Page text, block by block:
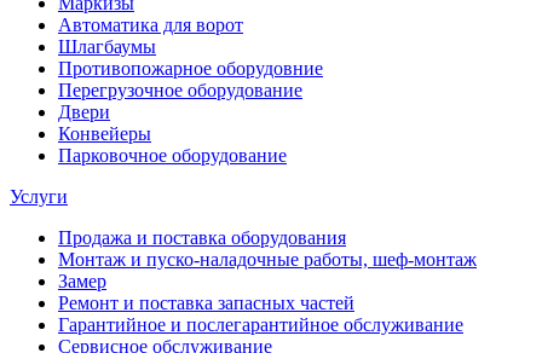
Автоматика для ворот
Шлагбаумы
Противопожарное оборудовние
Перегрузочное оборудование
Двери
Конвейеры
Парковочное оборудование
Услуги
Продажа и поставка оборудования
Монтаж и пуско-наладочные работы, шеф-монтаж
Замер
Ремонт и поставка запасных частей
Гарантийное и послегарантийное обслуживание
Сервисное обслуживание